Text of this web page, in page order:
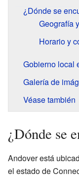
¿Dónde se
Geografía
Horario y
Gobierno local
Galería de
Véase también
¿Dónde se
Andover está
el estado de